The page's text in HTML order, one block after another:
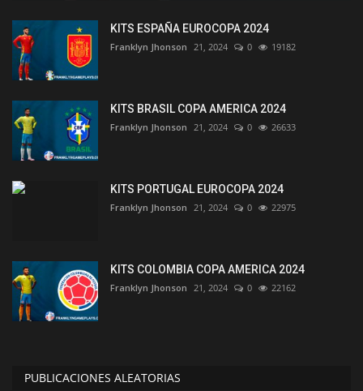
KITS ESPAÑA EUROCOPA 2024
Franklyn Jhonson 21, 2024 0 19182
KITS BRASIL COPA AMERICA 2024
Franklyn Jhonson 21, 2024 0 26633
KITS PORTUGAL EUROCOPA 2024
Franklyn Jhonson 21, 2024 0 22975
KITS COLOMBIA COPA AMERICA 2024
Franklyn Jhonson 21, 2024 0 22162
PUBLICACIONES ALEATORIAS